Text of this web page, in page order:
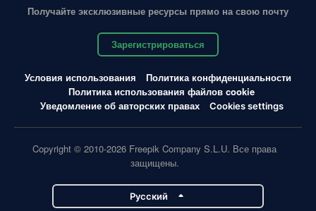
Получайте эксклюзивные ресурсы прямо на свою почту
Зарегистрироваться
Условия использования
Политика конфиденциальности
Политика использования файлов cookie
Уведомление об авторских правах
Cookies settings
Copyright © 2010-2026 Freepik Company S.L.U. Все права
защищены.
Pусский